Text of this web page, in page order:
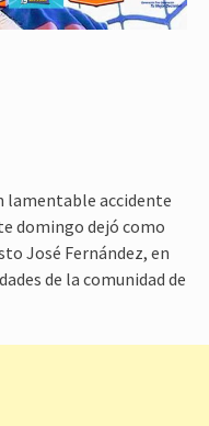
lamentable accidente
domingo dejó como
José Fernández, en
de la comunidad de